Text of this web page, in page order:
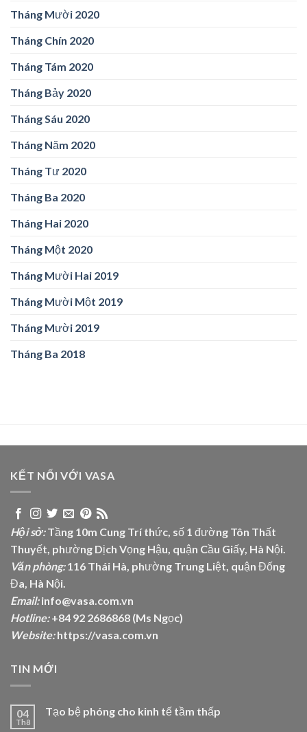
Tháng Mười 2020
Tháng Chín 2020
Tháng Tám 2020
Tháng Bảy 2020
Tháng Sáu 2020
Tháng Năm 2020
Tháng Tư 2020
Tháng Ba 2020
Tháng Hai 2020
Tháng Một 2020
Tháng Mười Hai 2019
Tháng Mười Một 2019
Tháng Mười 2019
Tháng Ba 2018
KẾT NỐI VỚI VASA
Hội sở:Tầng 10m Cung Trí thức, số 1 đường Tôn Thất
Thuyết, phường Dịch Vọng Hậu, quận Cầu Giấy, Hà Nội.
Văn phòng:116 Thái Hà, phường Trung Liệt, quận Đống
Đa, Hà Nội.
Email:info@vasa.com.vn
Hotline:+84 92 2686868 (Ms Ngọc)
Website: https://vasa.com.vn
TIN MỚI
04
Th8
Tạo bệ phóng cho kinh tế tầm thấp